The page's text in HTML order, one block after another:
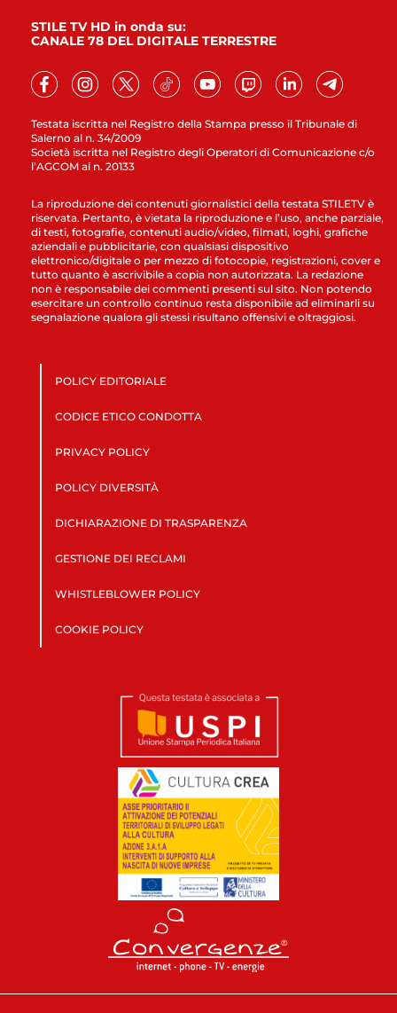
Testata iscritta nel Registro della Stampa presso il Tribunale di
Salerno al n. 34/2009
Società iscritta nel Registro degli Operatori di Comunicazione c/o
l’AGCOM al n. 20133
STILE TV HD in onda su:
CANALE 78 DEL DIGITALE TERRESTRE
La riproduzione dei contenuti giornalistici della testata STILETV è
riservata. Pertanto, è vietata la riproduzione e l’uso, anche parziale,
di testi, fotografie, contenuti audio/video, filmati, loghi, grafiche
aziendali e pubblicitarie, con qualsiasi dispositivo
elettronico/digitale o per mezzo di fotocopie, registrazioni, cover e
tutto quanto è ascrivibile a copia non autorizzata. La redazione
non è responsabile dei commenti presenti sul sito. Non potendo
esercitare un controllo continuo resta disponibile ad eliminarli su
segnalazione qualora gli stessi risultano offensivi e oltraggiosi.
POLICY EDITORIALE
CODICE ETICO CONDOTTA
PRIVACY POLICY
POLICY DIVERSITÀ
DICHIARAZIONE DI TRASPARENZA
GESTIONE DEI RECLAMI
WHISTLEBLOWER POLICY
COOKIE POLICY